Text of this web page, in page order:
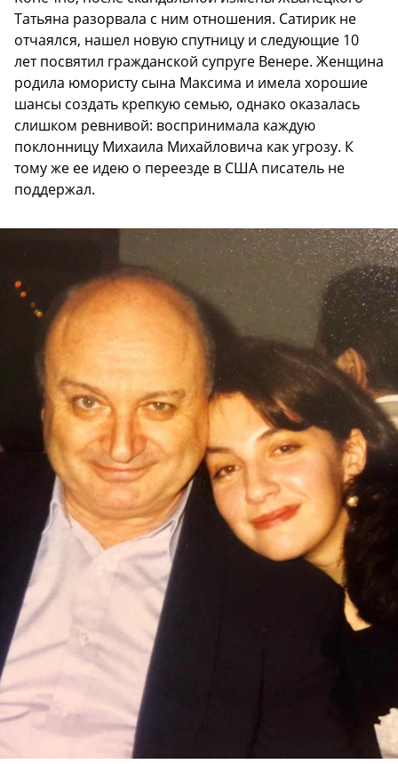
Татьяна разорвала с ним отношения. Сатирик не
отчаялся, нашел новую спутницу и следующие 10
лет посвятил гражданской супруге Венере. Женщина
родила юмористу сына Максима и имела хорошие
шансы создать крепкую семью, однако оказалась
слишком ревнивой: воспринимала каждую
поклонницу Михаила Михайловича как угрозу. К
тому же ее идею о переезде в США писатель не
поддержал.